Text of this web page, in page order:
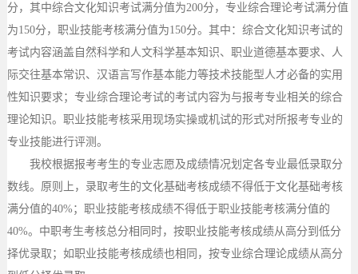
分，其中综合文化知识考试满分值为200分，专业综合理论考试满分值
为150分，职业技能考核满分值为150分。其中：综合文化知识考试的
考试内容涵盖自然科学和人文科学基本知识、职业道德基本要求、人
际交往基本常识、汉语言写作基本能力等技术技能型人才必备的实用
性知识要求；专业综合理论考试的考试内容为与报考专业相关的综合
理论知识。职业技能考核采用现场实操或机试的形式对所报考专业的
专业技能进行评测。
我校根据报考考生的专业志愿及成绩情况划定各专业最低录取分
数线。原则上，录取考生的文化基础考核成绩不得低于文化基础考核
满分值的40%；职业技能考核成绩不得低于职业技能考核满分值的
40%。中职考生考核总分相同时，按职业技能考核成绩从高分到低分
择优录取；如职业技能考核成绩也相同，按专业综合理论成绩从高分